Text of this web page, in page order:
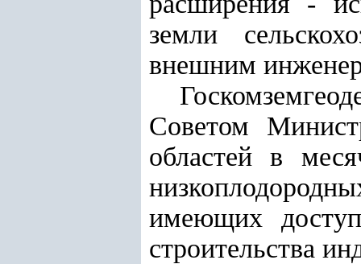
земли
внешним
Советом
областей в
имеющих
строительства